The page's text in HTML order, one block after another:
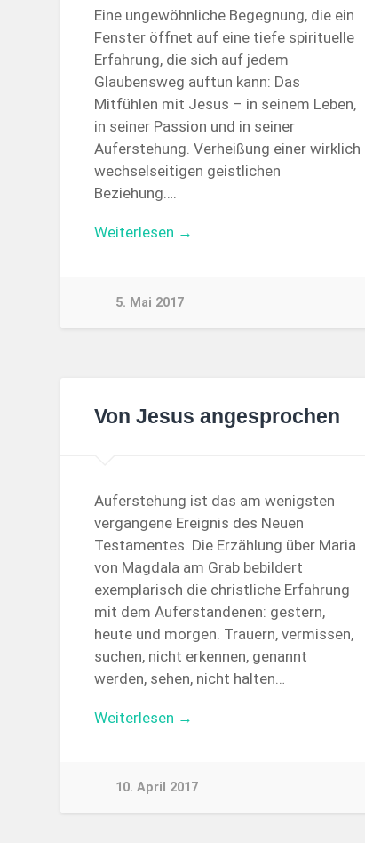
Eine ungewöhnliche Begegnung, die ein
Fenster öffnet auf eine tiefe spirituelle
Erfahrung, die sich auf jedem
Glaubensweg auftun kann: Das
Mitfühlen mit Jesus – in seinem Leben,
in seiner Passion und in seiner
Auferstehung. Verheißung einer wirklich
wechselseitigen geistlichen
Beziehung….
Weiterlesen →
5. Mai 2017
Von Jesus angesprochen
Auferstehung ist das am wenigsten
vergangene Ereignis des Neuen
Testamentes. Die Erzählung über Maria
von Magdala am Grab bebildert
exemplarisch die christliche Erfahrung
mit dem Auferstandenen: gestern,
heute und morgen. Trauern, vermissen,
suchen, nicht erkennen, genannt
werden, sehen, nicht halten…
Weiterlesen →
10. April 2017